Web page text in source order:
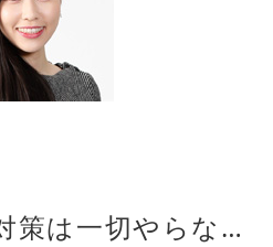
短答までは論文対策は一切やらなかったのですが、それで問題ないと思います